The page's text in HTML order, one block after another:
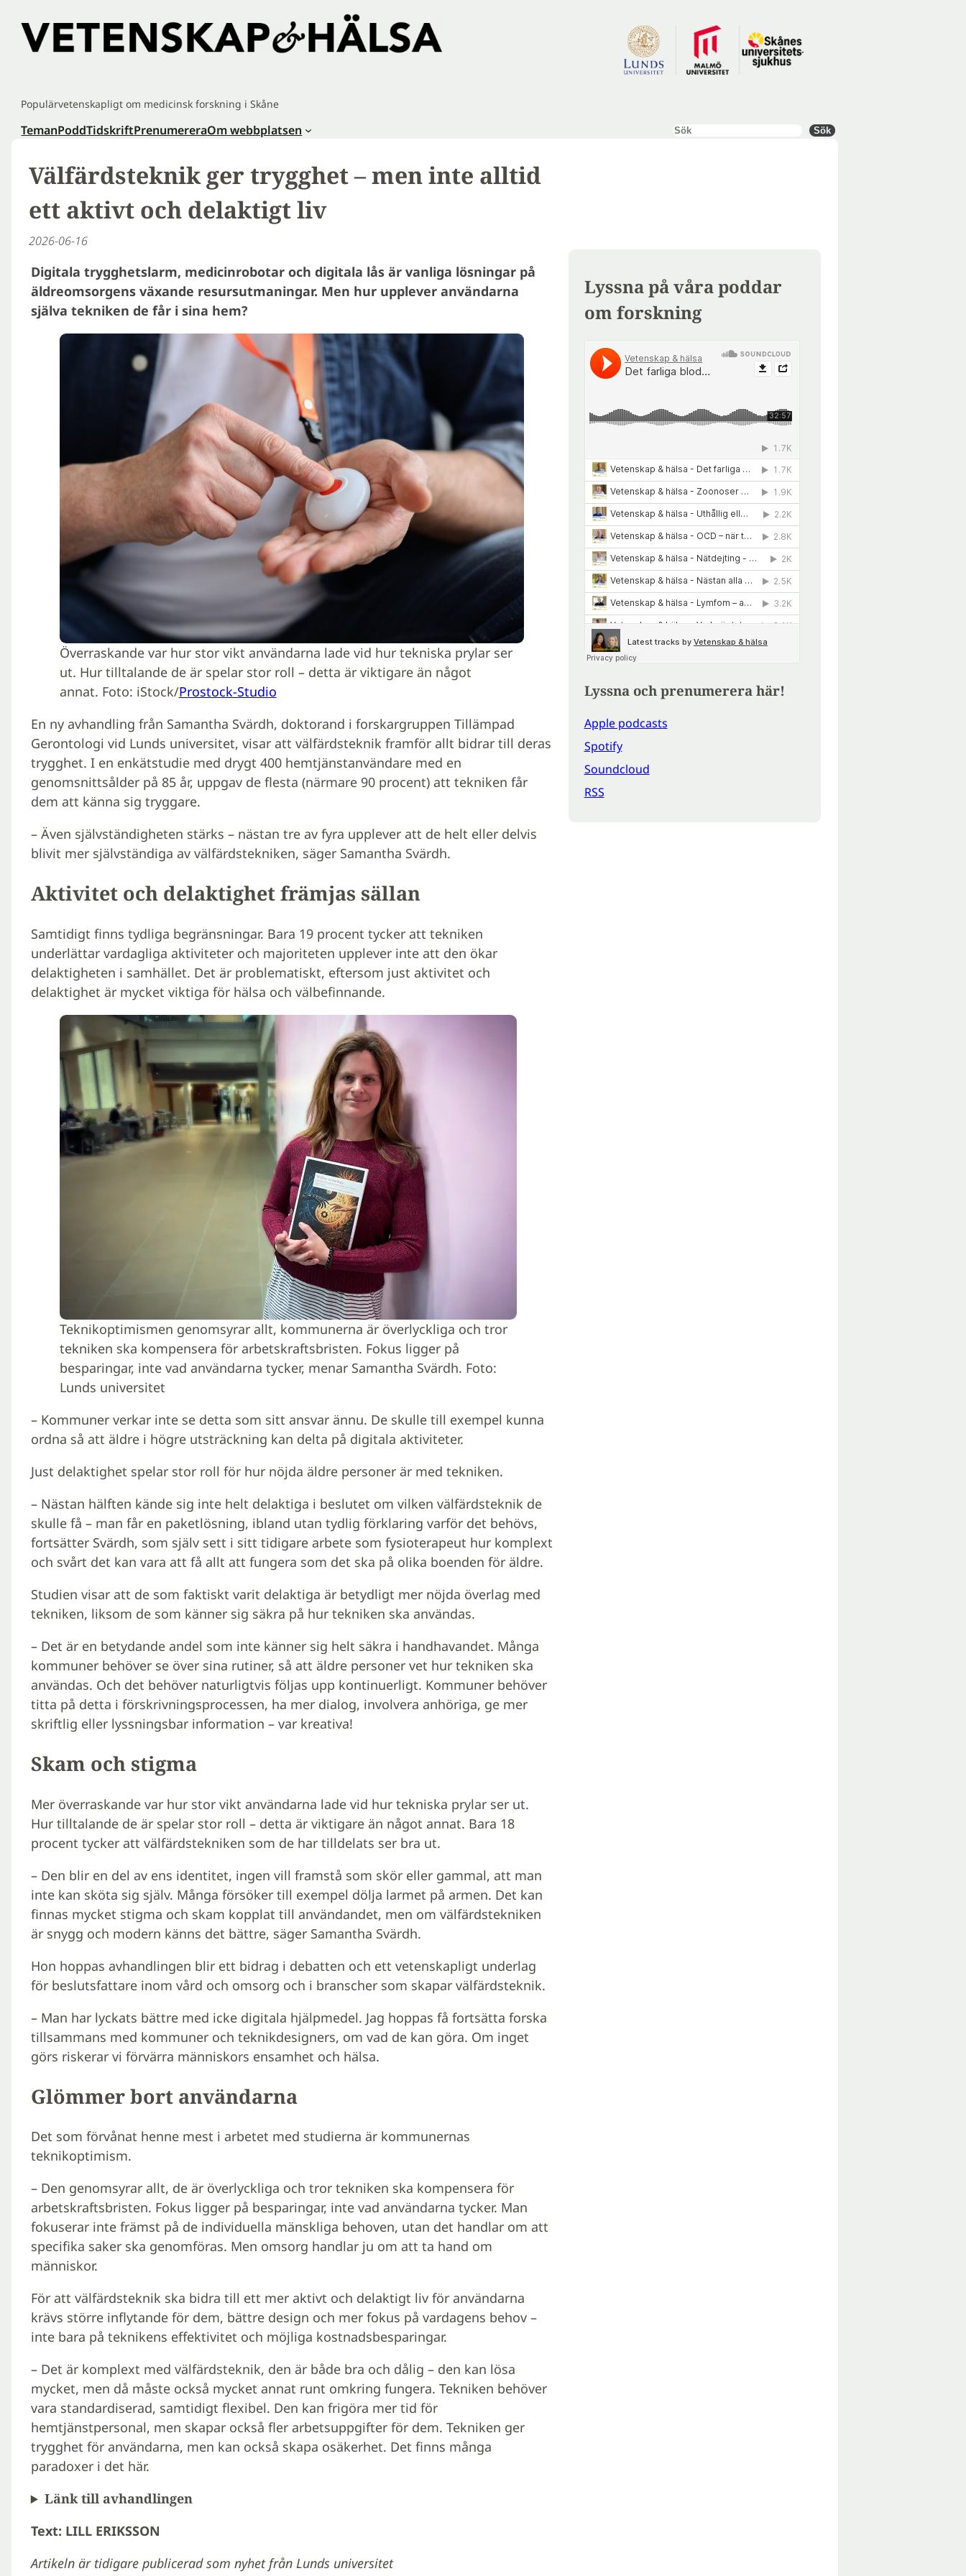
innehåll
Populärvetenskapligt om medicinsk forskning i Skåne
TemanPoddTidskriftPrenumereraOm webbplatsen Sök Sök
Välfärdsteknik ger trygghet – men inte alltid
ett aktivt och delaktigt liv
2026-06-16
Digitala trygghetslarm, medicinrobotar och digitala lås är vanliga lösningar på
äldreomsorgens växande resursutmaningar. Men hur upplever användarna
själva tekniken de får i sina hem?
Överraskande var hur stor vikt användarna lade vid hur tekniska prylar ser
ut. Hur tilltalande de är spelar stor roll – detta är viktigare än något
annat. Foto: iStock/Prostock-Studio
En ny avhandling från Samantha Svärdh, doktorand i forskargruppen Tillämpad
Gerontologi vid Lunds universitet, visar att välfärdsteknik framför allt bidrar till deras
trygghet. I en enkätstudie med drygt 400 hemtjänstanvändare med en
genomsnittsålder på 85 år, uppgav de flesta (närmare 90 procent) att tekniken får
dem att känna sig tryggare.
– Även självständigheten stärks – nästan tre av fyra upplever att de helt eller delvis
blivit mer självständiga av välfärdstekniken, säger Samantha Svärdh.
Aktivitet och delaktighet främjas sällan
Samtidigt finns tydliga begränsningar. Bara 19 procent tycker att tekniken
underlättar vardagliga aktiviteter och majoriteten upplever inte att den ökar
delaktigheten i samhället. Det är problematiskt, eftersom just aktivitet och
delaktighet är mycket viktiga för hälsa och välbefinnande.
Teknikoptimismen genomsyrar allt, kommunerna är överlyckliga och tror
tekniken ska kompensera för arbetskraftsbristen. Fokus ligger på
besparingar, inte vad användarna tycker, menar Samantha Svärdh. Foto:
Lunds universitet
– Kommuner verkar inte se detta som sitt ansvar ännu. De skulle till exempel kunna
ordna så att äldre i högre utsträckning kan delta på digitala aktiviteter.
Just delaktighet spelar stor roll för hur nöjda äldre personer är med tekniken.
– Nästan hälften kände sig inte helt delaktiga i beslutet om vilken välfärdsteknik de
skulle få – man får en paketlösning, ibland utan tydlig förklaring varför det behövs,
fortsätter Svärdh, som själv sett i sitt tidigare arbete som fysioterapeut hur komplext
och svårt det kan vara att få allt att fungera som det ska på olika boenden för äldre.
Studien visar att de som faktiskt varit delaktiga är betydligt mer nöjda överlag med
tekniken, liksom de som känner sig säkra på hur tekniken ska användas.
– Det är en betydande andel som inte känner sig helt säkra i handhavandet. Många
kommuner behöver se över sina rutiner, så att äldre personer vet hur tekniken ska
användas. Och det behöver naturligtvis följas upp kontinuerligt. Kommuner behöver
titta på detta i förskrivningsprocessen, ha mer dialog, involvera anhöriga, ge mer
skriftlig eller lyssningsbar information – var kreativa!
Skam och stigma
Mer överraskande var hur stor vikt användarna lade vid hur tekniska prylar ser ut.
Hur tilltalande de är spelar stor roll – detta är viktigare än något annat. Bara 18
procent tycker att välfärdstekniken som de har tilldelats ser bra ut.
– Den blir en del av ens identitet, ingen vill framstå som skör eller gammal, att man
inte kan sköta sig själv. Många försöker till exempel dölja larmet på armen. Det kan
finnas mycket stigma och skam kopplat till användandet, men om välfärdstekniken
är snygg och modern känns det bättre, säger Samantha Svärdh.
Hon hoppas avhandlingen blir ett bidrag i debatten och ett vetenskapligt underlag
för beslutsfattare inom vård och omsorg och i branscher som skapar välfärdsteknik.
– Man har lyckats bättre med icke digitala hjälpmedel. Jag hoppas få fortsätta forska
tillsammans med kommuner och teknikdesigners, om vad de kan göra. Om inget
görs riskerar vi förvärra människors ensamhet och hälsa.
Glömmer bort användarna
Det som förvånat henne mest i arbetet med studierna är kommunernas
teknikoptimism.
– Den genomsyrar allt, de är överlyckliga och tror tekniken ska kompensera för
arbetskraftsbristen. Fokus ligger på besparingar, inte vad användarna tycker. Man
fokuserar inte främst på de individuella mänskliga behoven, utan det handlar om att
specifika saker ska genomföras. Men omsorg handlar ju om att ta hand om
människor.
För att välfärdsteknik ska bidra till ett mer aktivt och delaktigt liv för användarna
krävs större inflytande för dem, bättre design och mer fokus på vardagens behov –
inte bara på teknikens effektivitet och möjliga kostnadsbesparingar.
– Det är komplext med välfärdsteknik, den är både bra och dålig – den kan lösa
mycket, men då måste också mycket annat runt omkring fungera. Tekniken behöver
vara standardiserad, samtidigt flexibel. Den kan frigöra mer tid för
hemtjänstpersonal, men skapar också fler arbetsuppgifter för dem. Tekniken ger
trygghet för användarna, men kan också skapa osäkerhet. Det finns många
paradoxer i det här.
Länk till avhandlingen
Text: LILL ERIKSSON
Artikeln är tidigare publicerad som nyhet från Lunds universitet
Lyssna på våra poddar
om forskning
Lyssna och prenumerera här!
Apple podcasts
Spotify
Soundcloud
RSS